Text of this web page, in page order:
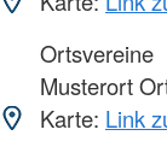
Ortsvereine
Musterort
Karte: Link